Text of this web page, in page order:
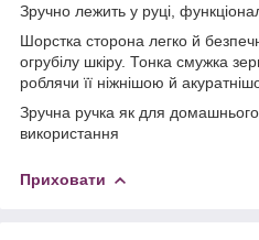
Зручно лежить у руці,
Шорстка сторона легко й
огрубілу шкіру. Тонка смужка
роблячи її ніжнішою й
Зручна ручка як для
використання
Приховати